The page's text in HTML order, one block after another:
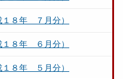
１８年 ７月分）
１８年 ６月分）
１８年 ５月分）